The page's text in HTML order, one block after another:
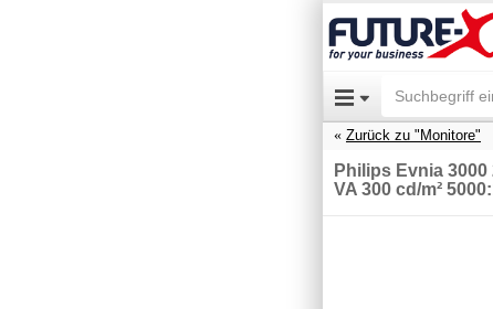
Zurück zu "Monitore"
Philips Evnia 3000
VA 300 cd/m²